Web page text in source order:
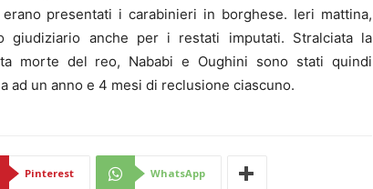
presentati i carabinieri in borghese. Ieri mattina,
giudiziario anche per i restati imputati. Stralciata la
morte del reo, Nababi e Oughini sono stati quindi
ad un anno e 4 mesi di reclusione ciascuno.
Pinterest WhatsApp